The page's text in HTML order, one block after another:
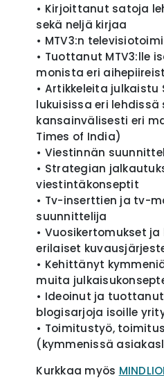
• Kirjoittanut satoja
sekä neljä kirjaa
• MTV3:n
• Tuottanut MTV3:lle
monista eri
• Artikkeleita julkaistu
lukuisissa eri lehdissä
kansainvälisesti eri
Times of India)
• Viestinnän
• Strategian
viestintäkonseptit
• Tv-inserttien ja tv-
suunnittelija
• Vuosikertomukset
erilaiset
• Kehittänyt
muita
• Ideoinut ja
blogisarjoja isoille
• Toimitustyö,
(kymmenissä
Kurkkaa myös